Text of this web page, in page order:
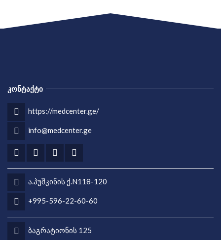
ᲙᲝᲜᲢᲐᲥᲢᲘ
https://medcenter.ge/
info@medcenter.ge
ა.პუშკინის ქ.N118-120
+995-596-22-60-60
ბაგრატიონის 125